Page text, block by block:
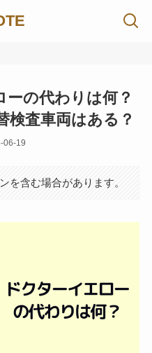
ーの代わりは何？
検査車両はある？
06-19
を含む場合があります。